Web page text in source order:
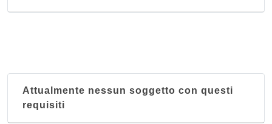
Attualmente nessun soggetto con questi
requisiti